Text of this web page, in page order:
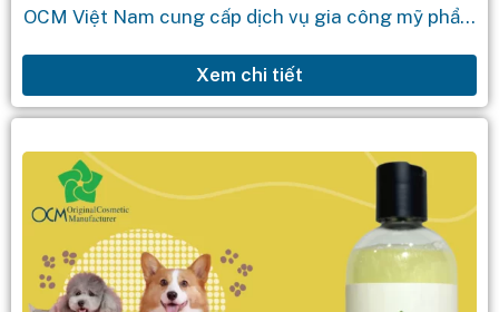
OCM Việt Nam cung cấp dịch vụ gia công mỹ phẩm
Xem chi tiết